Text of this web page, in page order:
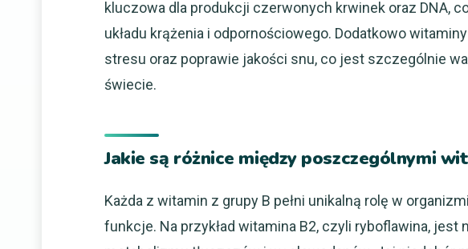
kluczowa dla produkcji czerwonych krwinek oraz DNA,
układu krążenia i odpornościowego. Dodatkowo
stresu oraz poprawie jakości snu, co jest szczególnie
świecie.
Jakie są różnice między poszczególnymi
Każda z witamin z grupy B pełni unikalną rolę w
funkcje. Na przykład witamina B2, czyli ryboflawina, jest